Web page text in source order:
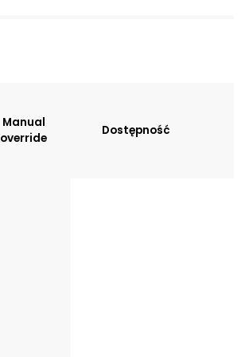
Manual
override
Dostępność